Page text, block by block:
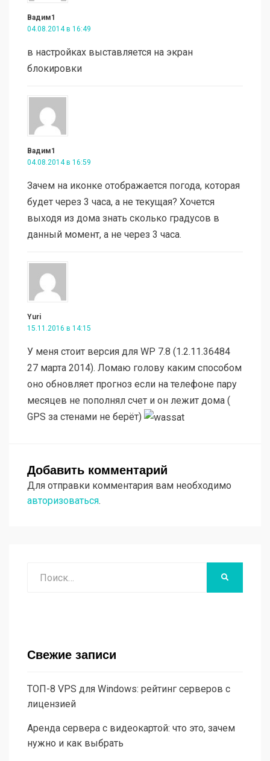
Вадим1
04.08.2014 в 16:49
в настройках выставляется на экран
блокировки
Вадим1
04.08.2014 в 16:59
Зачем на иконке отображается погода, которая
будет через 3 часа, а не текущая? Хочется
выходя из дома знать сколько градусов в
данный момент, а не через 3 часа.
Yuri
15.11.2016 в 14:15
У меня стоит версия для WP 7.8 (1.2.11.36484
27 марта 2014). Ломаю голову каким способом
оно обновляет прогноз если на телефоне пару
месяцев не пополнял счет и он лежит дома (
GPS за стенами не берёт)
Добавить комментарий
Для отправки комментария вам необходимо
авторизоваться.
Свежие записи
ТОП-8 VPS для Windows: рейтинг серверов с
лицензией
Аренда сервера с видеокартой: что это, зачем
нужно и как выбрать